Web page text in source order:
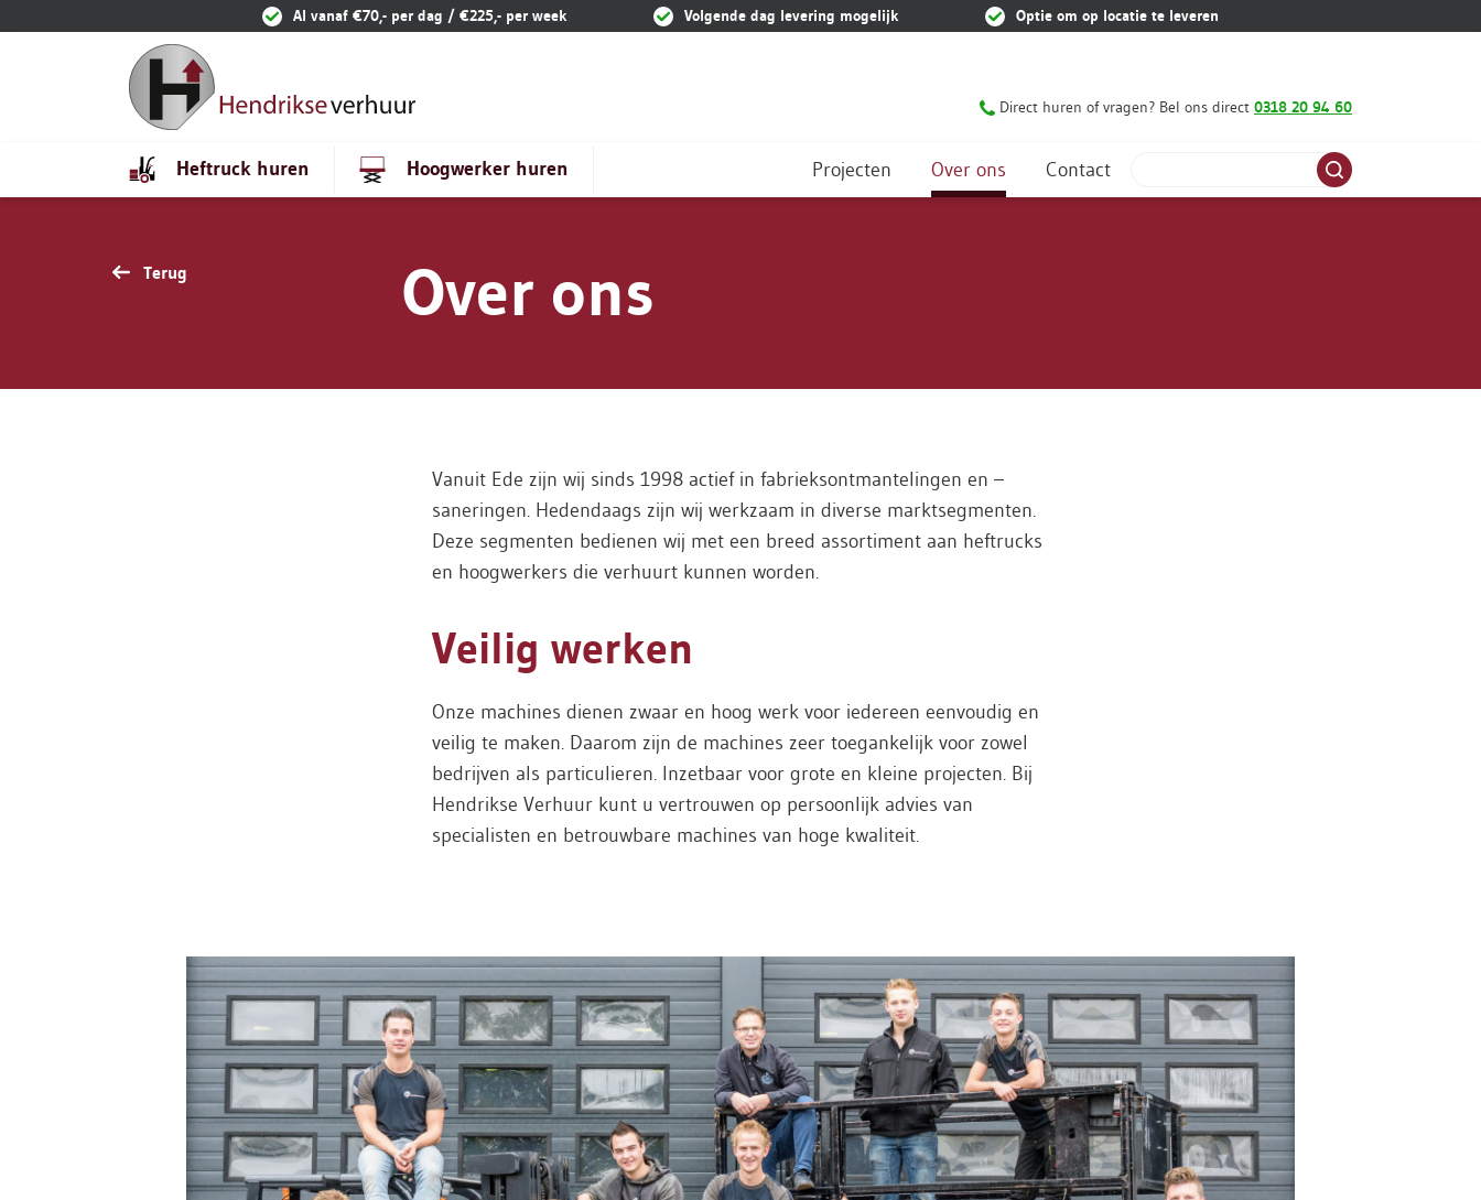
Al vanaf €70,- per dag / €225,- per week Volgende dag levering mogelijk Optie om op locatie te leveren
Direct huren of vragen? Bel ons direct 0318 20 94 60
Zoeken
Heftruck huren Hoogwerker huren Projecten Over ons (Huidig)Contact
Terug Over ons
Vanuit Ede zijn wij sinds 1998 actief in fabrieksontmantelingen en –
saneringen. Hedendaags zijn wij werkzaam in diverse marktsegmenten.
Deze segmenten bedienen wij met een breed assortiment aan heftrucks
en hoogwerkers die verhuurt kunnen worden.
Veilig werken
Onze machines dienen zwaar en hoog werk voor iedereen eenvoudig en
veilig te maken. Daarom zijn de machines zeer toegankelijk voor zowel
bedrijven als particulieren. Inzetbaar voor grote en kleine projecten. Bij
Hendrikse Verhuur kunt u vertrouwen op persoonlijk advies van
specialisten en betrouwbare machines van hoge kwaliteit.